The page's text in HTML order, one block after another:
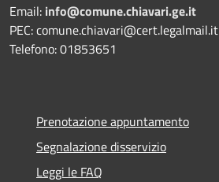
Email: info@comune.chiavari.ge.it
PEC: comune.chiavari@cert.legalmail.it
Telefono: 01853651
Prenotazione appuntamento
Segnalazione disservizio
Leggi le FAQ